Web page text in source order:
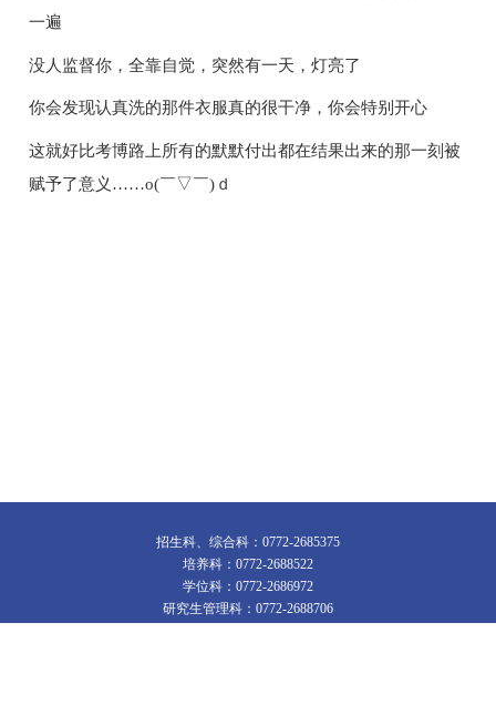
一遍
没人监督你，全靠自觉，突然有一天，灯亮了
你会发现认真洗的那件衣服真的很干净，你会特别开心
这就好比考博路上所有的默默付出都在结果出来的那一刻被
赋予了意义……o(￣▽￣)ｄ
招生科、综合科：0772-2685375
培养科：0772-2688522
学位科：0772-2686972
研究生管理科：0772-2688706